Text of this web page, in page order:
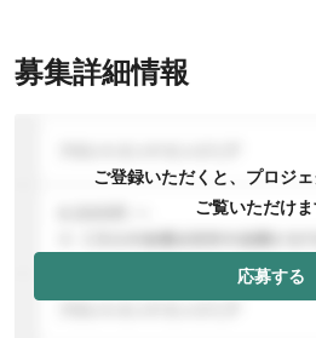
募集詳細情報
ご登録いただくと、プロジ
ご覧いただけま
応募する